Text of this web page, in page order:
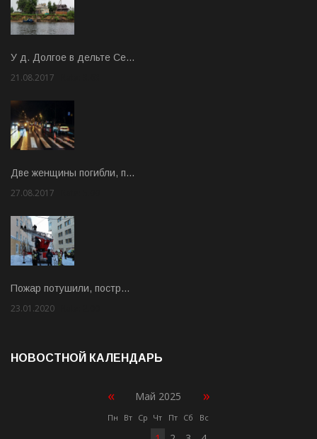
У д. Долгое в дельте Се…
21.08.2017
Две женщины погибли, п…
27.08.2017
Пожар потушили, постр…
23.01.2020
НОВОСТНОЙ КАЛЕНДАРЬ
« Май 2025 »
Пн Вт Ср Чт Пт Сб Вс